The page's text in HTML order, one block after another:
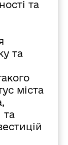
та
та
міста
та